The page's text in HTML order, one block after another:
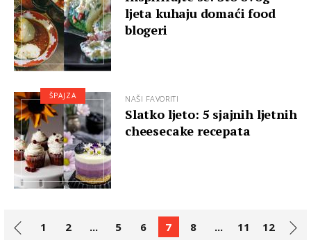
ljeta kuhaju domaći food
blogeri
NAŠI FAVORITI
Slatko ljeto: 5 sjajnih ljetnih
cheesecake recepata
ŠPAJZA
1 2 ... 5 6 7 8 ... 11 12